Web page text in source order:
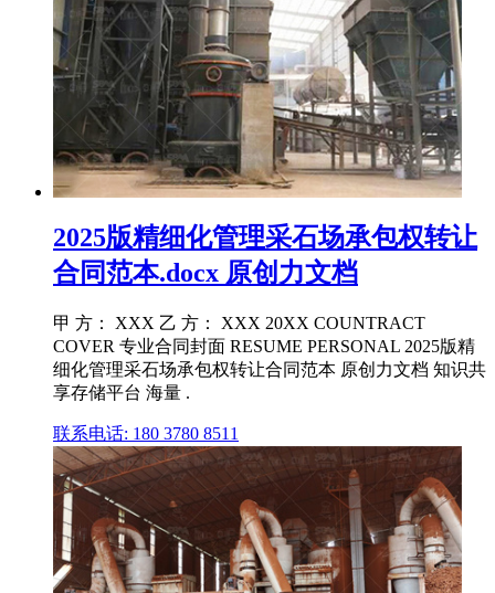
2025版精细化管理采石场承包权转让
合同范本.docx 原创力文档
甲 方： XXX 乙 方： XXX 20XX COUNTRACT
COVER 专业合同封面 RESUME PERSONAL 2025版精
细化管理采石场承包权转让合同范本 原创力文档 知识共
享存储平台 海量 .
联系电话: 180 3780 8511